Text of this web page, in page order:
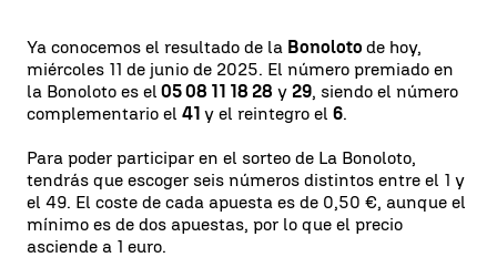
Ya conocemos el resultado de la Bonoloto de hoy,
miércoles 11 de junio de 2025. El número premiado en
la Bonoloto es el 05 08 11 18 28 y 29, siendo el número
complementario el 41 y el reintegro el 6.
Para poder participar en el sorteo de La Bonoloto,
tendrás que escoger seis números distintos entre el 1 y
el 49. El coste de cada apuesta es de 0,50 €, aunque el
mínimo es de dos apuestas, por lo que el precio
asciende a 1 euro.